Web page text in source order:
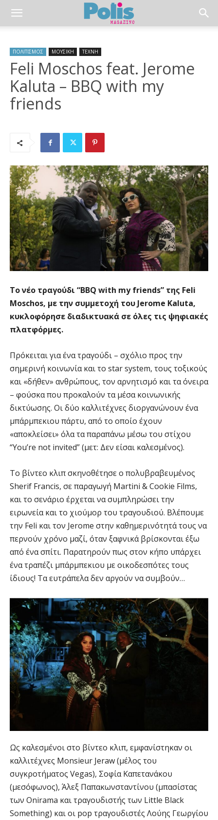
ΠΟΛΙΤΙΣΜΟΣ ΜΟΥΣΙΚΗ ΤΕΧΝΗ
Feli Moschos feat. Jerome
Kaluta – BBQ with my
friends
Το νέο τραγούδι “BBQ with my friends” της Feli
Moschos, με την συμμετοχή του Jerome Kaluta,
κυκλοφόρησε διαδικτυακά σε όλες τις ψηφιακές
πλατφόρμες.
Πρόκειται για ένα τραγούδι – σχόλιο προς την
σημερινή κοινωνία και το star system, τους τοξικούς
και «δήθεν» ανθρώπους, τον αρνητισμό και τα όνειρα
– φούσκα που προκαλούν τα μέσα κοινωνικής
δικτύωσης. Οι δύο καλλιτέχνες διοργανώνουν ένα
μπάρμπεκιου πάρτυ, από το οποίο έχουν
«αποκλείσει» όλα τα παραπάνω μέσω του στίχου
“You’re not invited” (μετ: Δεν είσαι καλεσμένος).
Το βίντεο κλιπ σκηνοθέτησε ο πολυβραβευμένος
Sherif Francis, σε παραγωγή Martini & Cookie Films,
και το σενάριο έρχεται να συμπληρώσει την
ειρωνεία και το χιούμορ του τραγουδιού. Βλέπουμε
την Feli και τον Jerome στην καθημερινότητά τους να
περνούν χρόνο μαζί, όταν ξαφνικά βρίσκονται έξω
από ένα σπίτι. Παρατηρούν πως στον κήπο υπάρχει
ένα τραπέζι μπάρμπεκιου με οικοδεσπότες τους
ίδιους! Τα ευτράπελα δεν αργούν να συμβούν…
Ως καλεσμένοι στο βίντεο κλιπ, εμφανίστηκαν οι
καλλιτέχνες Monsieur Jeraw (μέλος του
συγκροτήματος Vegas), Σοφία Καπετανάκου
(μεσόφωνος), Άλεξ Παπακωνσταντίνου (μπασίστας
των Onirama και τραγουδιστής των Little Black
Something) και οι pop τραγουδιστές Λούης Γεωργίου